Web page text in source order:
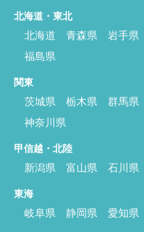
北海道・東北
北海道 青森県 岩手県
福島県
関東
茨城県 栃木県 群馬県
神奈川県
甲信越・北陸
新潟県 富山県 石川県
東海
岐阜県 静岡県 愛知県